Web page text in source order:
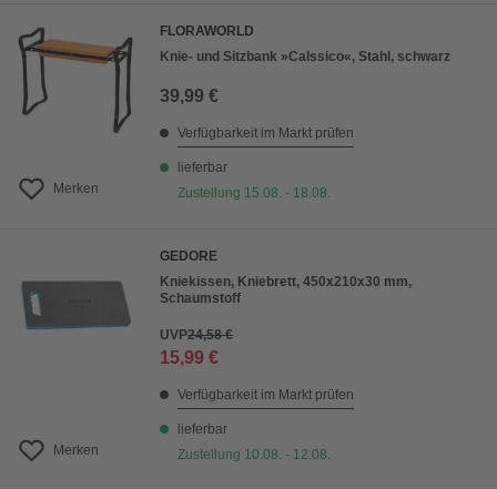
Preis aufsteigend
Preis absteigend
Bewertung
Merken
FLORAWORLD
Knie- und Sitzbank »Calssico«, Stahl, schwarz
39,99 €
Verfügbarkeit im Markt prüfen
lieferbar
Zustellung 15.08. - 18.08.
Merken
GEDORE
Kniekissen, Kniebrett, 450x210x30 mm,
Schaumstoff
UVP24,58 €
15,99 €
Verfügbarkeit im Markt prüfen
lieferbar
Zustellung 10.08. - 12.08.